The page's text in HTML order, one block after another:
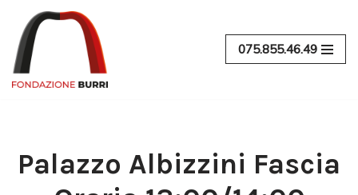
Vai
al
contenuto
075.855.46.49
Palazzo Albizzini Fascia